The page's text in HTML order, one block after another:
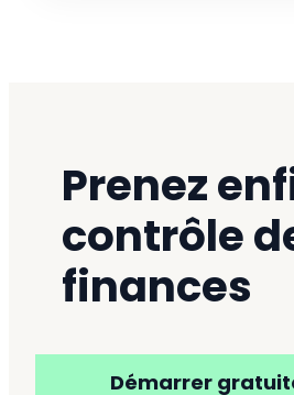
Prenez
contrôle
finances
Démarrer